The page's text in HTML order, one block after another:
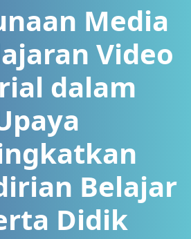
Media
Video
dalam
Belajar
Didik